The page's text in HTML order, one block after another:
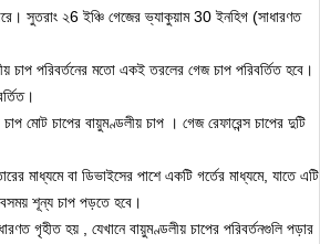
সুতরাং ২6 ইঞ্চি গেজের ভ্যাকুয়াম 30 ইনহিগ (সাধারণত
চাপ পরিবর্তনের মতো একই তরলের গেজ চাপ পরিবর্তিত হবে।
মোট চাপের বায়ুমণ্ডলীয় চাপ । গেজ রেফারেন্স চাপের দুটি
মাধ্যমে বা ডিভাইসের পাশে একটি গর্তের মাধ্যমে, যাতে এটি
শূন্য চাপ পড়তে হবে।
গৃহীত হয়
, যেখানে বায়ুমণ্ডলীয় চাপের পরিবর্তনগুলি পড়ার